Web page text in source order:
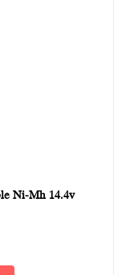
Ni-Mh 14.4v